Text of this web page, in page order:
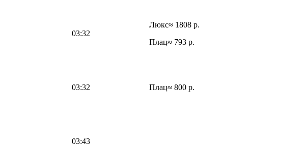
03:32
Люкс≈ 1808 р.
Плац≈ 793 р.
03:32 Плац≈ 800 р.
03:43